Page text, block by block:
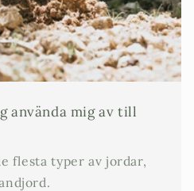
använda mig av till
flesta typer av jordar,